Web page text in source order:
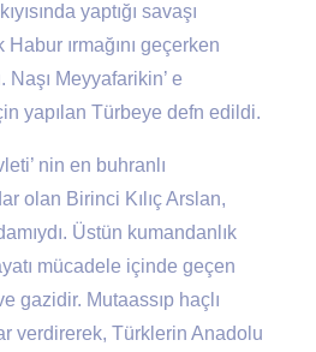
yaptığı savaşı
ırmağını geçerken
Meyyafarikin’ e
yapılan Türbeye defn edildi.
nin en buhranlı
olan Birinci Kılıç Arslan,
Üstün kumandanlık
mücadele içinde geçen
gazidir. Mutaassıp haçlı
verdirerek, Türklerin Anadolu